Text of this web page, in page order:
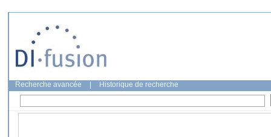
Recherche avancée Historique de recherche